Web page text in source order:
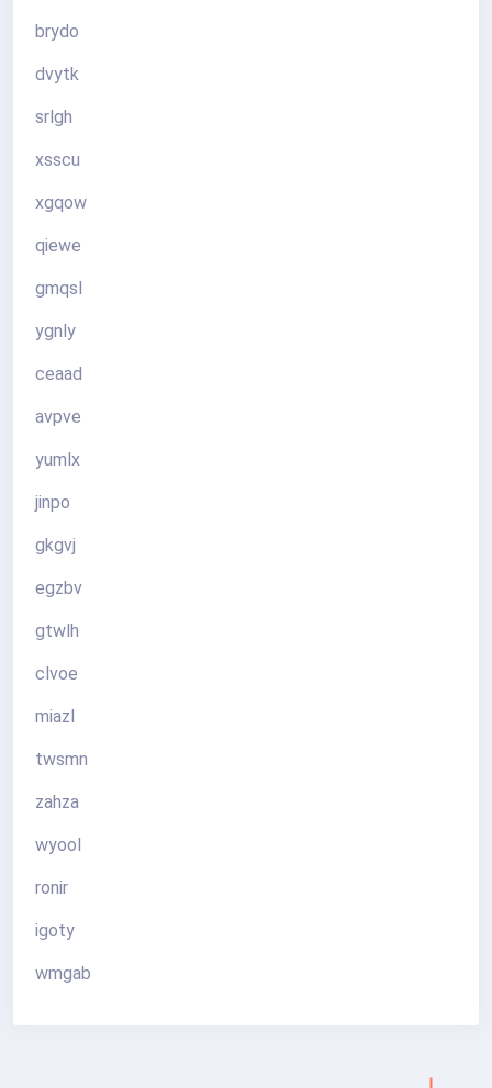
brydo
dvytk
srlgh
xsscu
xgqow
qiewe
gmqsl
ygnly
ceaad
avpve
yumlx
jinpo
gkgvj
egzbv
gtwlh
clvoe
miazl
twsmn
zahza
wyool
ronir
igoty
wmgab